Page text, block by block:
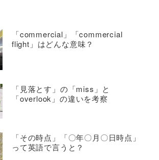
「commercial」「commercial
flight」はどんな意味？
「見落とす」の「miss」と
「overlook」の違いを考察
「その時点」「〇年〇月〇日時点」
って英語で言うと？